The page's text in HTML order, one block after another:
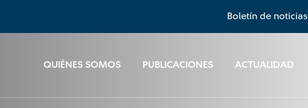
Boletín de noticias
QUIÉNES SOMOS PUBLICACIONES ACTUALIDAD